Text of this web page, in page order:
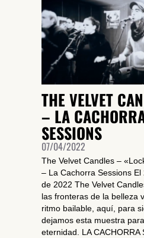
THE VELVET
– LA
SESSIONS
07/04/2022
The Velvet Candles –
– La Cachorra Sessions El
de 2022 The Velvet
las fronteras de la belleza
ritmo bailable, aquí, para
dejamos esta muestra
eternidad. LA CACHORRA